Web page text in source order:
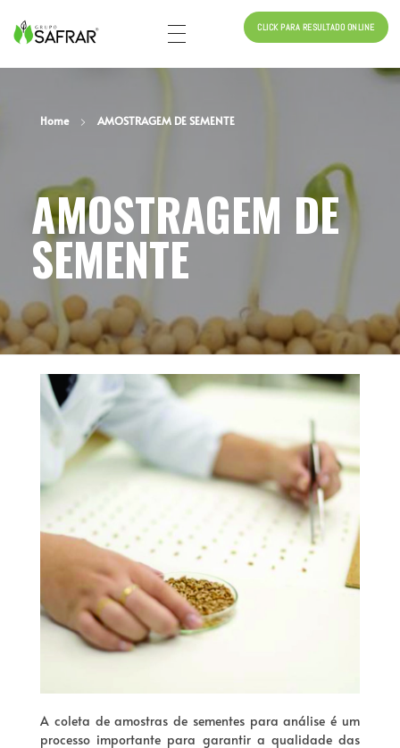
CLICK PARA RESULTADO ONLINE
Home AMOSTRAGEM DE SEMENTE
AMOSTRAGEM DE
SEMENTE
A coleta de amostras de sementes para análise é um
processo importante para garantir a qualidade das